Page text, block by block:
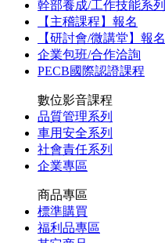
幹部養成/工作技能系列
【主稽課程】報名
【研討會/微講堂】報名
企業包班/合作洽詢
PECB國際認證課程
數位影音課程
品質管理系列
車用安全系列
社會責任系列
企業專區
商品專區
標準購買
福利品專區